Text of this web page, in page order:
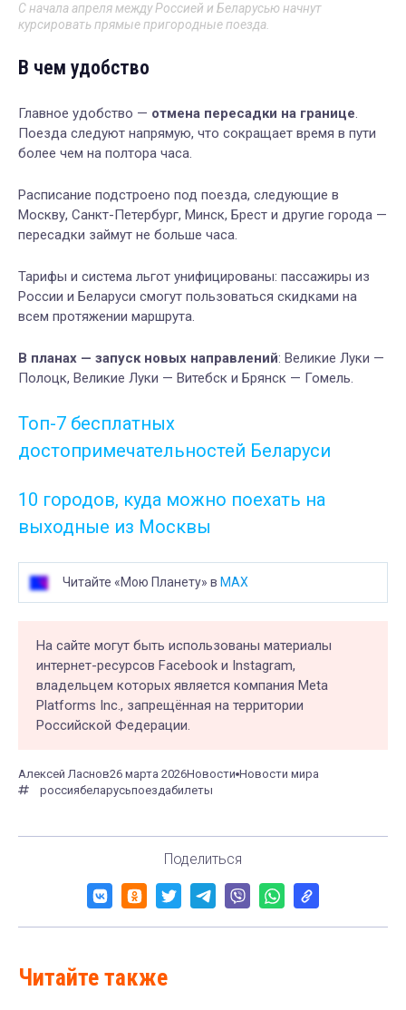
С начала апреля между Россией и Беларусью начнут
курсировать прямые пригородные поезда.
В чем удобство
Главное удобство — отмена пересадки на границе.
Поезда следуют напрямую, что сокращает время в пути
более чем на полтора часа.
Расписание подстроено под поезда, следующие в
Москву, Санкт-Петербург, Минск, Брест и другие города —
пересадки займут не больше часа.
Тарифы и система льгот унифицированы: пассажиры из
России и Беларуси смогут пользоваться скидками на
всем протяжении маршрута.
В планах — запуск новых направлений: Великие Луки —
Полоцк, Великие Луки — Витебск и Брянск — Гомель.
Топ-7 бесплатных
достопримечательностей Беларуси
10 городов, куда можно поехать на
выходные из Москвы
Читайте «Мою Планету» в MAX
На сайте могут быть использованы материалы
интернет-ресурсов Facebook и Instagram,
владельцем которых является компания Meta
Platforms Inc., запрещённая на территории
Российской Федерации.
Алексей Ласнов26 марта 2026Новости Новости мира
россиябеларусьпоездабилеты
Поделиться
Читайте также